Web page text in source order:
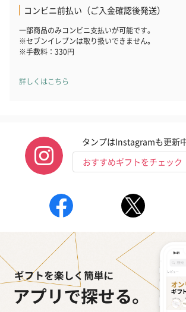
コンビニ前払い（ご入金確認後発送）
一部商品のみコンビニ支払いが可能です。
※セブンイレブンは取り扱いできません。
※手数料：330円
詳しくはこちら
タンプはInstagramも更新
おすすめギフトをチェック